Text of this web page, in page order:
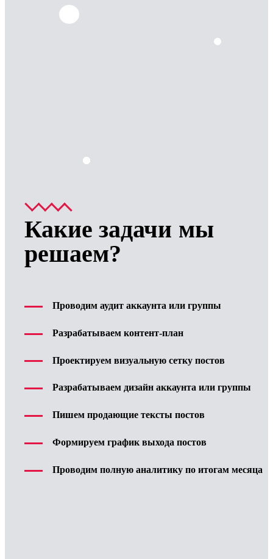
Какие задачи мы
решаем?
Проводим аудит аккаунта или группы
Разрабатываем контент-план
Проектируем визуальную сетку постов
Разрабатываем дизайн аккаунта или группы
Пишем продающие тексты постов
Формируем график выхода постов
Проводим полную аналитику по итогам месяца